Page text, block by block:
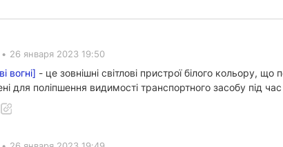
• 26 января 2023 19:50
вогні] - це зовнішні світлові пристрої білого кольору,
для поліпшення видимості транспортного засобу під